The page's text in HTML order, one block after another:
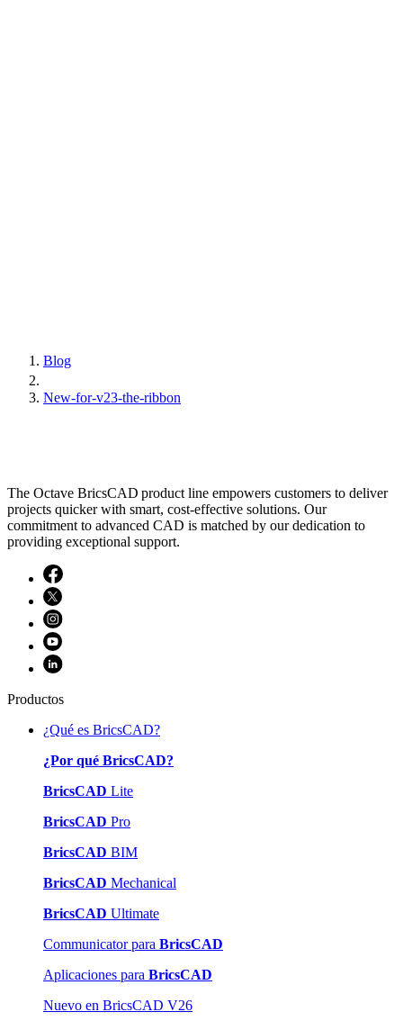
Blog
New-for-v23-the-ribbon
The Octave BricsCAD product line empowers customers to deliver
projects quicker with smart, cost-effective solutions. Our
commitment to advanced CAD is matched by our dedication to
providing exceptional support.
Productos
¿Qué es BricsCAD?
¿Por qué BricsCAD?
BricsCAD Lite
BricsCAD Pro
BricsCAD BIM
BricsCAD Mechanical
BricsCAD Ultimate
Communicator para BricsCAD
Aplicaciones para BricsCAD
Nuevo en BricsCAD V26